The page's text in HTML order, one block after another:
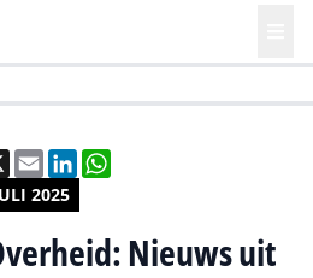
2025
X EmailLinkedIn
Nieuws uit